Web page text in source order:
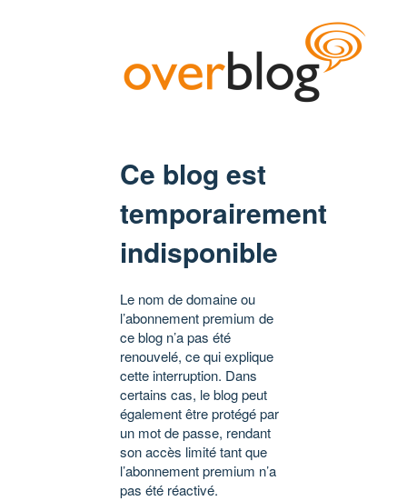
Ce blog est
temporairement
indisponible
Le nom de domaine ou
l’abonnement premium de
ce blog n’a pas été
renouvelé, ce qui explique
cette interruption. Dans
certains cas, le blog peut
également être protégé par
un mot de passe, rendant
son accès limité tant que
l’abonnement premium n’a
pas été réactivé.